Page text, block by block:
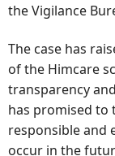
the Vigilance
The case has
of the Himcare
transparency
has promised to
responsible and
occur in the